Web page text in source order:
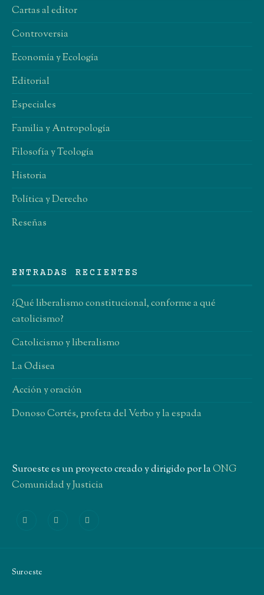
Cartas al editor
Controversia
Economía y Ecología
Editorial
Especiales
Familia y Antropología
Filosofía y Teología
Historia
Política y Derecho
Reseñas
ENTRADAS RECIENTES
¿Qué liberalismo constitucional, conforme a qué
catolicismo?
Catolicismo y liberalismo
La Odisea
Acción y oración
Donoso Cortés, profeta del Verbo y la espada
Suroeste es un proyecto creado y dirigido por laONG
Comunidad y Justicia
Suroeste